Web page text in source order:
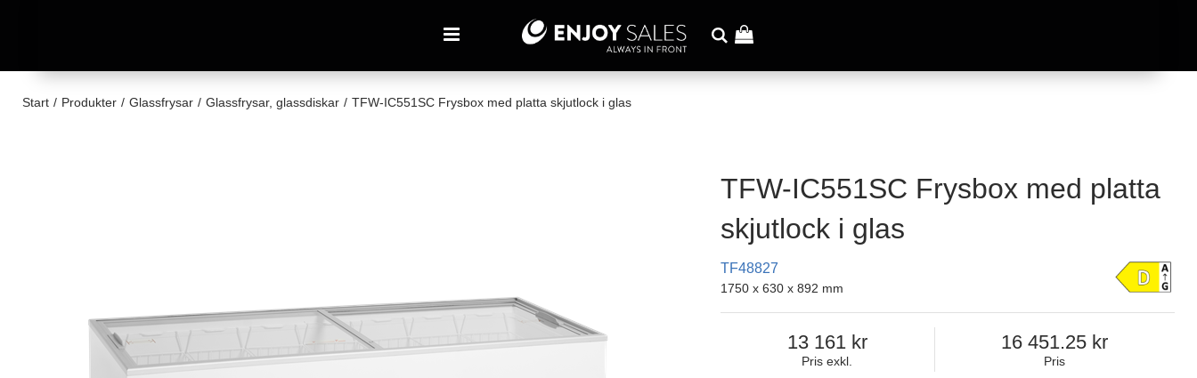
Start / Produkter / Glassfrysar / Glassfrysar, glassdiskar / TFW-IC551SC Frysbox med platta skjutlock i glas
TFW-IC551SC Frysbox med platta
skjutlock i glas
TF48827
1750 x 630 x 892 mm
Pris exkl.
13 161
Pris
16 451.25